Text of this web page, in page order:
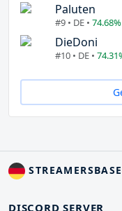
Paluten
#9 • DE • 74.68%
DieDoni
#10 • DE •
DISCORD SERVER